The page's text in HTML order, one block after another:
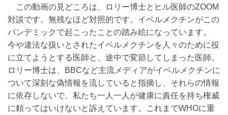
この動画の見どころは、ロリー博士とヒル医師のZOOM
対談です。無残なほど対照的です。イベルメクチンがこの
パンデミックで起こったことの踏み絵になっています。
今や違法な扱いとされたイベルメクチンを人々のために役
に立てようとする医師と、途中で変節してしまった医師。
ロリー博士は、BBCなど主流メディアがイベルメクチンに
ついて深刻な偽情報を流していると指摘し、それらの情報
に依存しないで、私たち一人一人が健康に責任を持ち権威
に頼ってはいけないと訴えています。これまでWHOに重